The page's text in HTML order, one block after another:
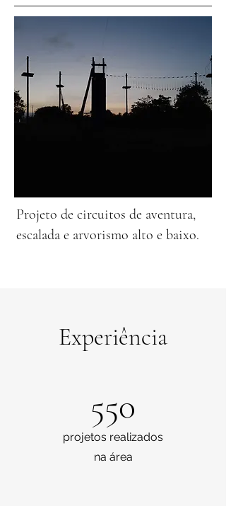
Projeto de circuitos de aventura,
escalada e arvorismo alto e baixo.
Experiência
550
projetos realizados
na área